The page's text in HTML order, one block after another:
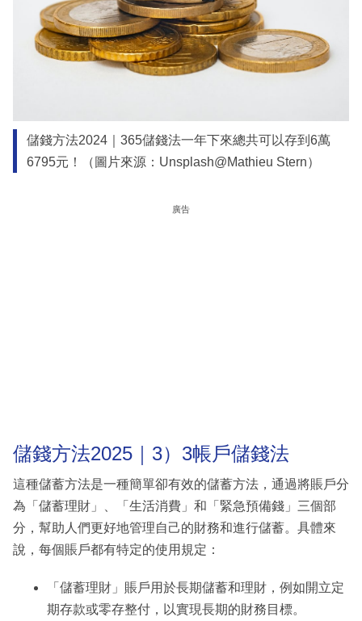
儲錢方法2024｜365儲錢法一年下來總共可以存到6萬
6795元！（圖片來源：Unsplash@Mathieu Stern）
廣告
儲錢方法2025｜3）3帳戶儲錢法
這種儲蓄方法是一種簡單卻有效的儲蓄方法，通過將賬戶分
為「儲蓄理財」、「生活消費」和「緊急預備錢」三個部
分，幫助人們更好地管理自己的財務和進行儲蓄。具體來
說，每個賬戶都有特定的使用規定：
「儲蓄理財」賬戶用於長期儲蓄和理財，例如開立定
期存款或零存整付，以實現長期的財務目標。